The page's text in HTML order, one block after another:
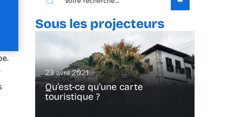
Sous les projecteurs
23 avril 2021
Qu’est-ce qu’une carte
touristique ?